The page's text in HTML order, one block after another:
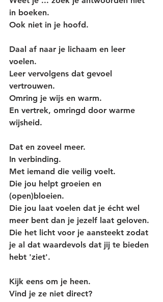
in boeken.
Ook niet in je hoofd.
Daal af naar je lichaam en leer
voelen.
Leer vervolgens dat gevoel
vertrouwen.
Omring je wijs en warm.
En vertrek, omringd door warme
wijsheid.
Dat en zoveel meer.
In verbinding.
Met iemand die veilig voelt.
Die jou helpt groeien en
(open)bloeien.
Die jou laat voelen dat je écht wel
meer bent dan je jezelf laat geloven.
Die het licht voor je aansteekt zodat
je al dat waardevols dat jij te bieden
hebt 'ziet'.
Kijk eens om je heen.
Vind je ze niet direct?